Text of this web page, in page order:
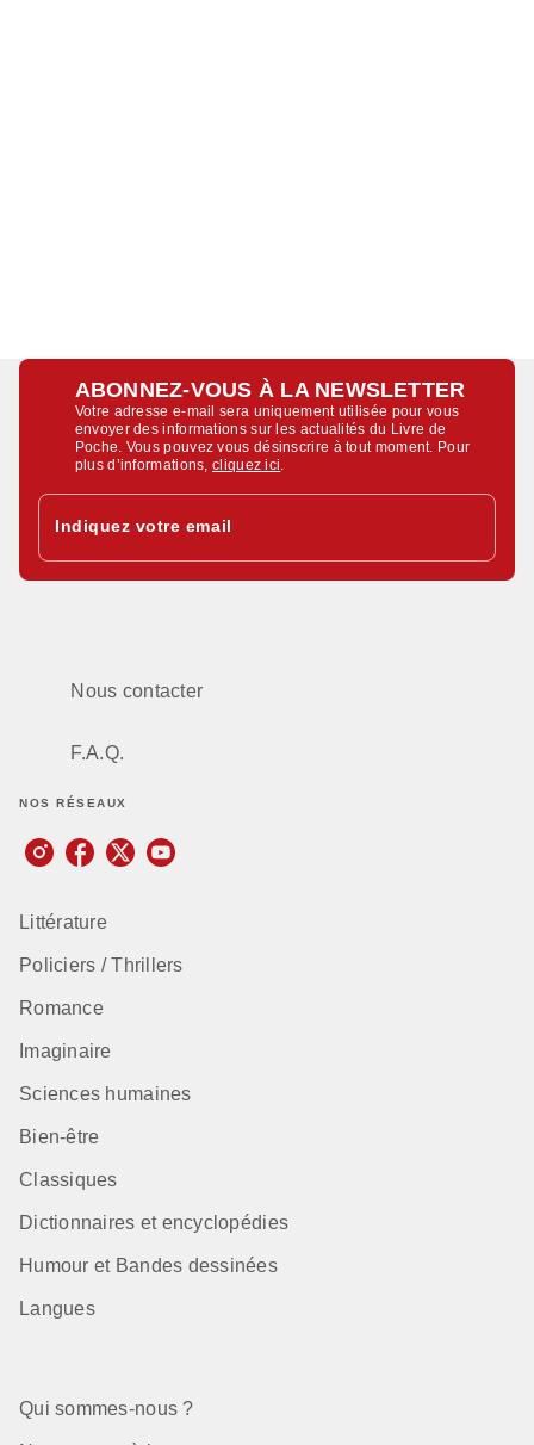
ABONNEZ-VOUS À LA NEWSLETTER
Votre adresse e-mail sera uniquement utilisée pour vous
envoyer des informations sur les actualités du Livre de
Poche. Vous pouvez vous désinscrire à tout moment. Pour
plus d’informations,cliquez ici
Indiquez votre email
Nous contacter
F.A.Q.
NOS RÉSEAUX
Littérature
Policiers / Thrillers
Romance
Imaginaire
Sciences humaines
Bien-être
Classiques
Dictionnaires et encyclopédies
Humour et Bandes dessinées
Langues
Qui sommes-nous ?